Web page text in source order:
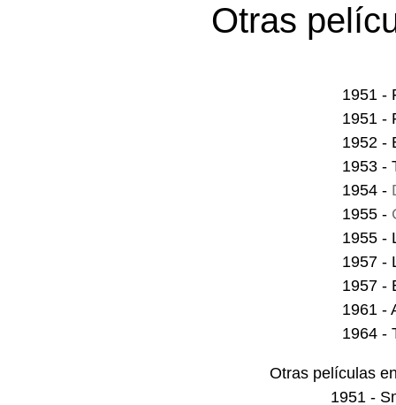
Otras
1951 -
1951 -
1952 -
1953 -
1954 -
1955 -
1955 -
1957 -
1957 -
1961 -
1964 -
Otras películas
1951 -